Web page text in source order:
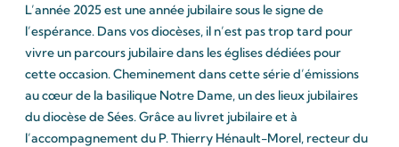
L’année 2025 est une année jubilaire sous le signe de
l’espérance. Dans vos diocèses, il n’est pas trop tard pour
vivre un parcours jubilaire dans les églises dédiées pour
cette occasion. Cheminement dans cette série d’émissions
au cœur de la basilique Notre Dame, un des lieux jubilaires
du diocèse de Sées. Grâce au livret jubilaire et à
l’accompagnement du P. Thierry Hénault-Morel, recteur du